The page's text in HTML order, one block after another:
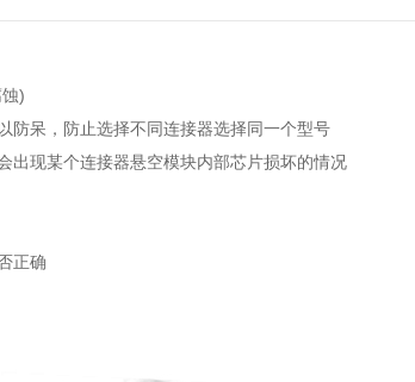
)
呆，防止选择不同连接器选择同一个型号
现某个连接器悬空模块内部芯片损坏的情况
正确